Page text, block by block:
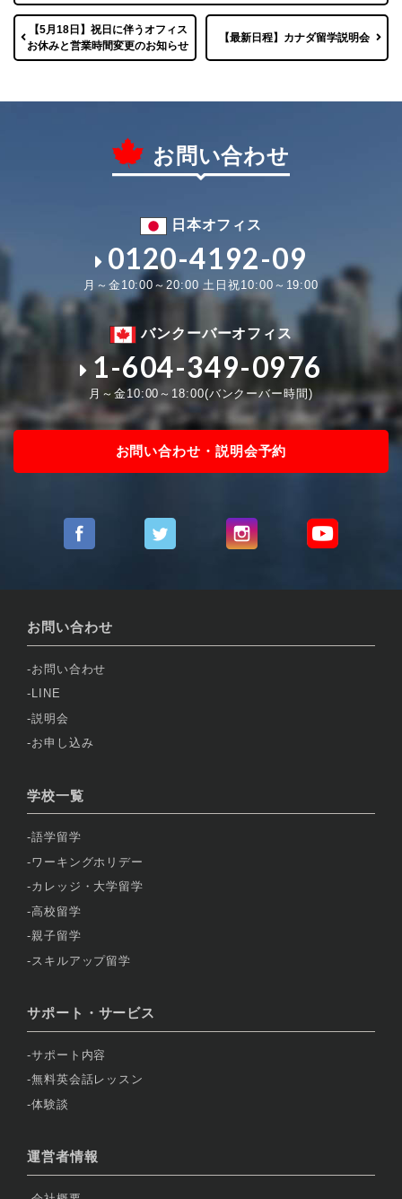
【5月18日】祝日に伴うオフィス
お休みと営業時間変更のお知らせ
【最新日程】カナダ留学説明会
お問い合わせ
日本オフィス
0120-4192-09
月～金10:00～20:00 土日祝10:00～19:00
バンクーバーオフィス
1-604-349-0976
月～金10:00～18:00(バンクーバー時間)
お問い合わせ・説明会予約
お問い合わせ
お問い合わせ
LINE
説明会
お申し込み
学校一覧
語学留学
ワーキングホリデー
カレッジ・大学留学
高校留学
親子留学
スキルアップ留学
サポート・サービス
サポート内容
無料英会話レッスン
体験談
運営者情報